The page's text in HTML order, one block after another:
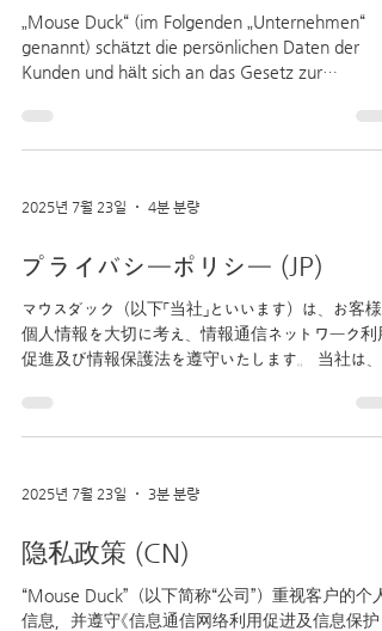
„Mouse Duck“ (im Folgenden „Unternehmen“
genannt) schätzt die persönlichen Daten der
Kunden und hält sich an das Gesetz zur
2025년 7월 23일 4분 분량
プライバシーポリシー (JP)
マウスダック（以下「当社」といいます）は、お客様
個人情報を大切に考え、情報通信ネットワーク利
促進及び情報保護法を遵守いたします。 当社は、
人情報の利用目的や利用方法、個人情報の保護対
などをお知らせします。 ...
2025년 7월 23일 3분 분량
隐私政策 (CN)
“Mouse Duck”（以下简称“公司”）重视客户的个人
信息，并遵守《信息通信网络利用促进及信息保护